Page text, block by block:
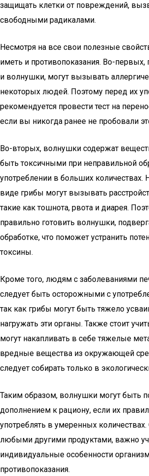
защищать клетки от повреждений,
свободными радикалами.
Несмотря на все свои полезные
иметь и противопоказания. Во-первых,
и волнушки, могут вызывать
некоторых людей. Поэтому перед их
рекомендуется провести тест на
если вы никогда ранее не пробовали
Во-вторых, волнушки содержат
быть токсичными при неправильной
употреблении в больших
виде грибы могут вызывать
такие как тошнота, рвота и диарея.
правильно готовить волнушки,
обработке, что поможет устранить
токсины.
Кроме того, людям с заболеваниями
следует быть осторожными с
так как грибы могут быть тяжело
нагружать эти органы. Также стоит
могут накапливать в себе тяжелые
вредные вещества из окружающей
следует собирать только в
Таким образом, волнушки могут быть
дополнением к рациону, если их
употреблять в умеренных
любыми другими продуктами, важно
индивидуальные особенности
противопоказания.